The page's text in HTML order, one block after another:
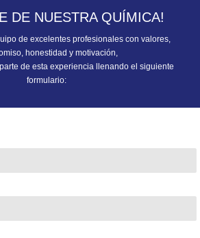
DE NUESTRA QUÍMICA!
de excelentes profesionales con valores,
honestidad y motivación,
de esta experiencia llenando el siguiente
formulario: